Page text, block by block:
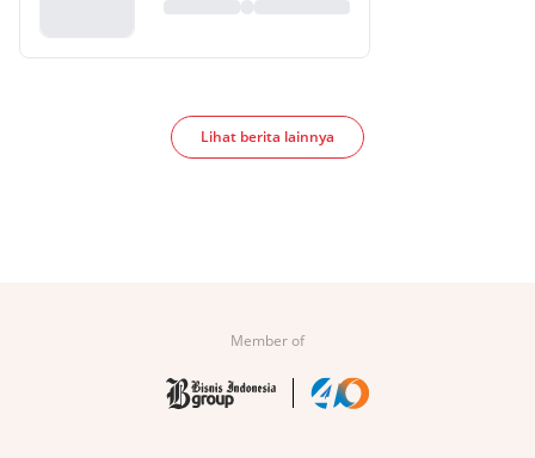
Lihat berita lainnya
Member of